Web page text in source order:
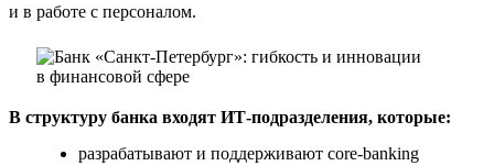
и в работе с персоналом.
В структуру банка входят ИТ-подразделения, которые:
разрабатывают и поддерживают core-banking